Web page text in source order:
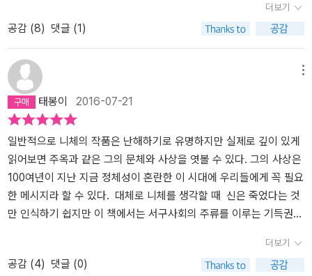
밖에 없겠다 싶다. 그러나 단단히 각오를 하고 니체에게 다가갈 사람
들은 도끼는 물론 물고기를 낚는 방법까지도 미리 얼마쯤 배워둘 필
요가 있겠다 싶다. 물론 얼음 아래에 '고기들이 없다면' 문제는 전혀
달라지겠지만 말이다. 니체는 왜 이토록 어려운 책을 써서 사람들이
스스로 제 머리에 망치질을 하는 느낌이 들도록 했을까. 그는 왜 자신
의 책이 무려 '2000년경'에야 읽힐 수 있다고 말했을까. 그 문제는 그
가 거의 전적으로 '너무나 멀리' 내다본 때문이다. 이 말은 결코 그의
시선이 단지 한 방향으로만 향해 있다고 미리 단정해서 말하는 게 아
니다. 실상 그의 시선이 미치지 않는 방향은 거의 없다고 말해도 좋다.
덧보태자면 방향 뿐만 아니라 거리까지도 그렇다고 말해야 옳다. 그
의 시선은 까마득한 과거와 머나먼 미래뿐만 아니라 끝모를 심연과
지옥 너머까지도 내다보는 듯하다. 책의 제목조차 '선악의 저편'이니
될 수밖에 없는' 처지였을지도 모른다. 그런 무시무시한 시야를 갖춘
영혼이 거침없는 속도로 써내려간 힘찬 문장들을 대하면 마치 여러
음. 원한 감정의 기원과 죄의식의 내재화... 등등... 철학사 전체를 통
틀어, 개념의 성운들 중 가장 빛나는 별들이 이 책에 박혀 있음. 그것
을 알아 보는 건 쉬운 일이 아닐듯. 항상 나오는 말이지만 니체에 대한
통속적 독서를 경계해야 할 것임. 니체를 '철학적'으로 독해해야 한다
는 것. 하이데거의 공헌이 여기에 있을 것임. 프라이부르그 니체 강의
(1932-34). 가독성 있는 번역.
더보기
공감 (8) 댓글 (1)
태봉이 2016-07-21
일반적으로 니체의 작품은 난해하기로 유명하지만 실제로 깊이 있게
읽어보면 주옥과 같은 그의 문체와 사상을 엿볼 수 있다. 그의 사상은
100여년이 지난 지금 정체성이 혼란한 이 시대에 우리들에게 꼭 필요
한 메시지라 할 수 있다. 대체로 니체를 생각할 때 신은 죽었다는 것
만 인식하기 쉽지만 이 책에서는 서구사회의 주류를 이루는 기득권
라 선과 악이 구별된다는 것이다. 즉 권력을 가진 세력들의 이데올로
기에 의해 선과 악이 규정된다는 것이다. 오늘 우리 시대에도 권력을
더보기
공감 (4) 댓글 (0)